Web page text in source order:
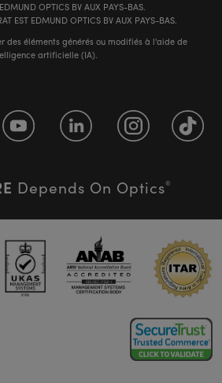
OPTICS BV AUX PAYS-BAS.
EST EDMUND OPTICS BV AUX PAYS-BAS.
des éléments générés ou modifiés à l'aide de
artificielle (IA).
Depends On Optics®